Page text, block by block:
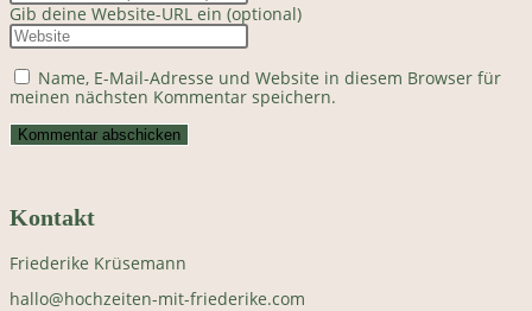
Gib deine Website-URL ein (optional)
Name, E-Mail-Adresse und Website in diesem Browser für
meinen nächsten Kommentar speichern.
Kontakt
Friederike Krüsemann
hallo@hochzeiten-mit-friederike.com